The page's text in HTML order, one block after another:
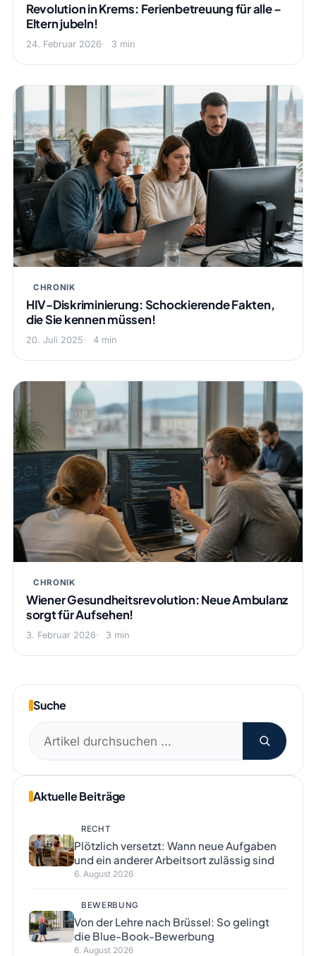
Revolution in Krems: Ferienbetreuung für alle –
Eltern jubeln!
24. Februar 2026 3 min
CHRONIK
HIV-Diskriminierung: Schockierende Fakten,
die Sie kennen müssen!
20. Juli 2025 4 min
CHRONIK
Wiener Gesundheitsrevolution: Neue Ambulanz
sorgt für Aufsehen!
3. Februar 2026 3 min
Suche
Suchen
nach:
Aktuelle Beiträge
RECHT
Plötzlich versetzt: Wann neue Aufgaben
und ein anderer Arbeitsort zulässig sind
6. August 2026
BEWERBUNG
Von der Lehre nach Brüssel: So gelingt
die Blue-Book-Bewerbung
6. August 2026